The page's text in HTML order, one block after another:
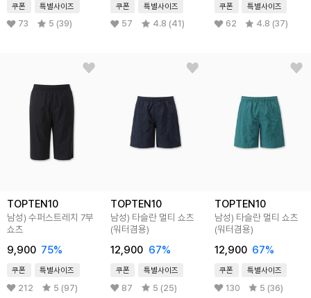
쿠폰 특별사이즈
73 5 (39)
쿠폰 특별사이즈
57 4.8 (41)
쿠폰 특별사이즈
62 4.8 (37)
TOPTEN10
남성) 수퍼스트레치 7부
쇼츠
9,900 75%
쿠폰 특별사이즈
212 5 (97)
TOPTEN10
남성) 타슬란 멀티 쇼츠
(워터겸용)
12,900 67%
쿠폰 특별사이즈
87 5 (25)
TOPTEN10
남성) 타슬란 멀티 쇼츠
(워터겸용)
12,900 67%
쿠폰 특별사이즈
130 5 (36)